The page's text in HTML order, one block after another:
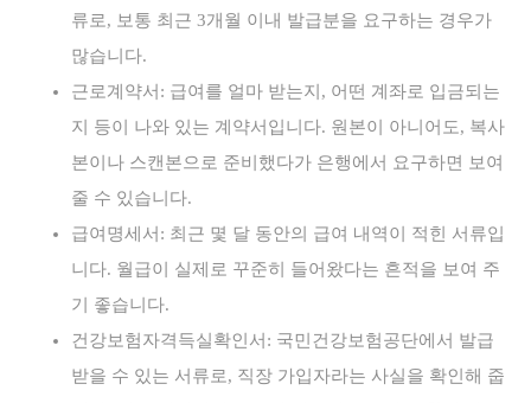
류로, 보통 최근 3개월 이내 발급분을 요구하는 경우가
많습니다.
근로계약서: 급여를 얼마 받는지, 어떤 계좌로 입금되는
지 등이 나와 있는 계약서입니다. 원본이 아니어도, 복사
본이나 스캔본으로 준비했다가 은행에서 요구하면 보여
줄 수 있습니다.
급여명세서: 최근 몇 달 동안의 급여 내역이 적힌 서류입
니다. 월급이 실제로 꾸준히 들어왔다는 흔적을 보여 주
기 좋습니다.
건강보험자격득실확인서: 국민건강보험공단에서 발급
받을 수 있는 서류로, 직장 가입자라는 사실을 확인해 줍